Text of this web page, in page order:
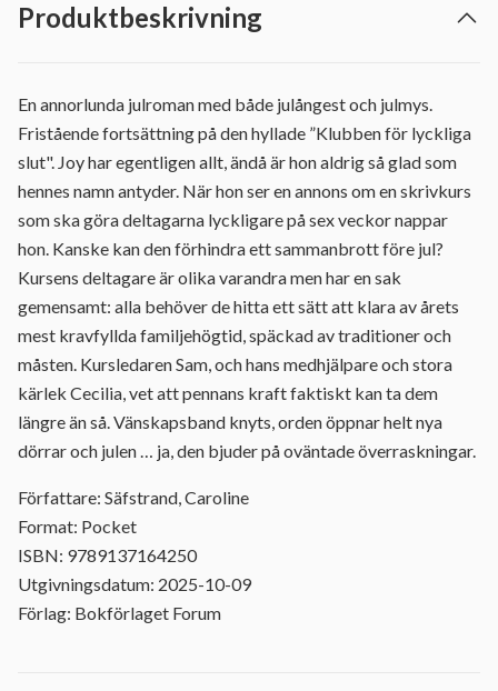
Produktbeskrivning
En annorlunda julroman med både julångest och julmys.
Fristående fortsättning på den hyllade ”Klubben för lyckliga
slut". Joy har egentligen allt, ändå är hon aldrig så glad som
hennes namn antyder. När hon ser en annons om en skrivkurs
som ska göra deltagarna lyckligare på sex veckor nappar
hon. Kanske kan den förhindra ett sammanbrott före jul?
Kursens deltagare är olika varandra men har en sak
gemensamt: alla behöver de hitta ett sätt att klara av årets
mest kravfyllda familjehögtid, späckad av traditioner och
måsten. Kursledaren Sam, och hans medhjälpare och stora
kärlek Cecilia, vet att pennans kraft faktiskt kan ta dem
längre än så. Vänskapsband knyts, orden öppnar helt nya
dörrar och julen … ja, den bjuder på oväntade överraskningar.
Författare: Säfstrand, Caroline
Format: Pocket
ISBN: 9789137164250
Utgivningsdatum: 2025-10-09
Förlag: Bokförlaget Forum